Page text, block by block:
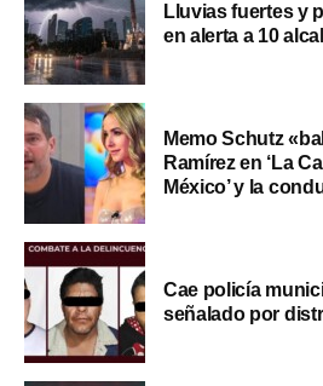
Lluvias fuertes y
en alerta a 10
Memo Schutz
Ramírez en ‘La
México’ y la
Cae policía
señalado por